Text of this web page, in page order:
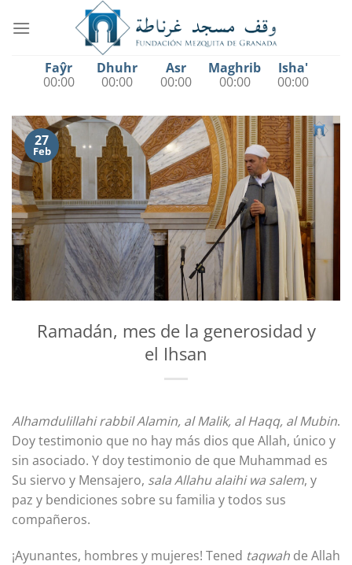
Faŷr
00:00
Dhuhr
00:00
Asr
00:00
Maghrib
00:00
Isha'
00:00
27
Feb
Ramadán, mes de la generosidad y
el Ihsan
Alhamdulillahi rabbil Alamin, al Malik, al Haqq, al Mubin.
Doy testimonio que no hay más dios que Allah, único y
sin asociado. Y doy testimonio de que Muhammad es
Su siervo y Mensajero, sala Allahu alaihi wa salem, y
paz y bendiciones sobre su familia y todos sus
compañeros.
¡Ayunantes, hombres y mujeres! Tened taqwah de Allah